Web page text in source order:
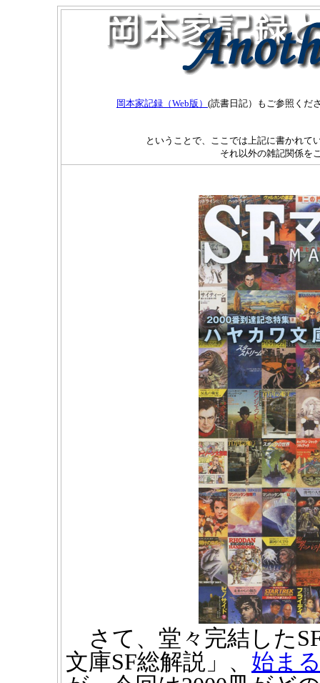
岡本家記録（Web版） (読書日記）もご参照くだ
ということで、ここでは上記に書かれて
それ以外の雑記関係を
さて、堂々完結した
文庫SF総解説」、 始ま